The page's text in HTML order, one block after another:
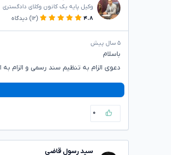
وکیل پایه یک کانون وکلای دادگستری
۴.۸
(۱۲) دیدگاه
۵ سال پیش
باسلام
دعوی الزام به تنظیم سند رسمی و الزام به
۰
سید رسول قاضی